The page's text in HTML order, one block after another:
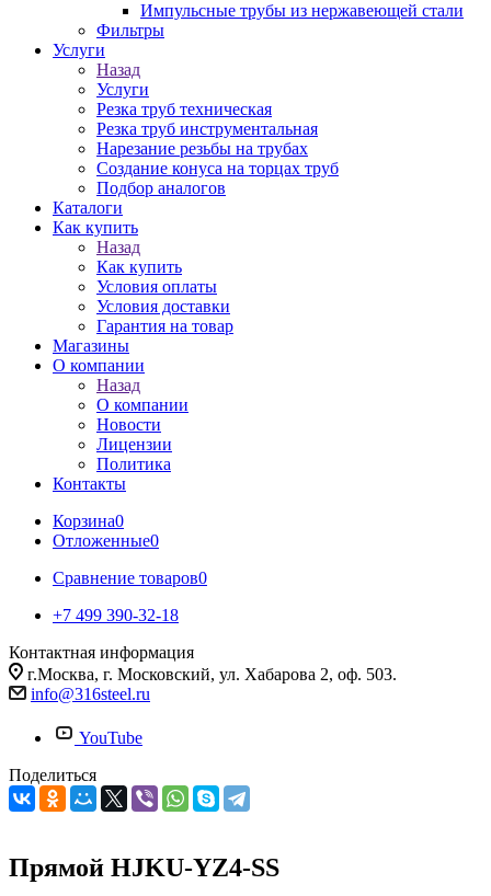
Импульсные трубы из нержавеющей стали
Фильтры
Услуги
Назад
Услуги
Резка труб техническая
Резка труб инструментальная
Нарезание резьбы на трубах
Создание конуса на торцах труб
Подбор аналогов
Каталоги
Как купить
Назад
Как купить
Условия оплаты
Условия доставки
Гарантия на товар
Магазины
О компании
Назад
О компании
Новости
Лицензии
Политика
Контакты
Корзина0
Отложенные0
Сравнение товаров0
+7 499 390-32-18
Контактная информация
г.Москва, г. Московский, ул. Хабарова 2, оф. 503.
info@316steel.ru
YouTube
Поделиться
Прямой HJKU-YZ4-SS